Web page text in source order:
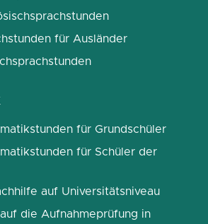
für Ausländer
für Grundschüler
für Schüler der
auf Universitätsniveau
die Aufnahmeprüfung in